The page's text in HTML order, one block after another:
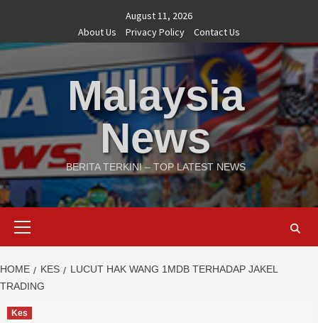
content
August 11, 2026
About Us
Privacy Policy Contact Us
Malaysia
News
BERITA TERKINI – TOP LATEST NEWS
HOME KES
LUCUT HAK WANG 1MDB TERHADAP JAKEL
TRADING
Kes